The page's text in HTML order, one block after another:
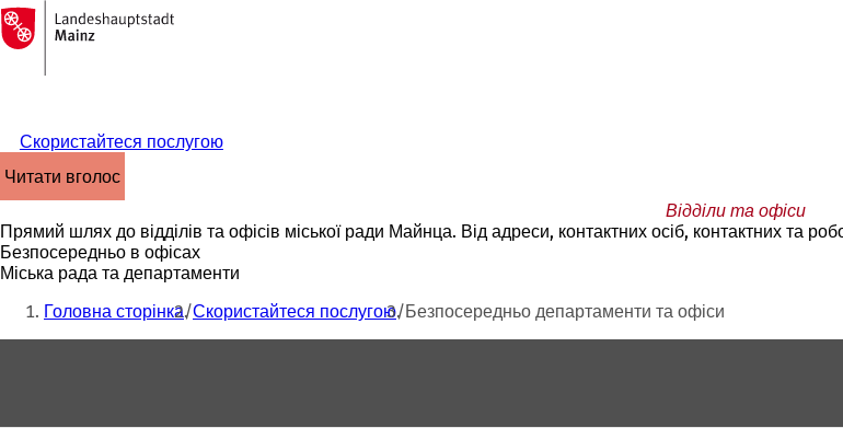
Перейти до змісту
На
головну
сторінку
Скористайтеся послугою
читати вголос
Відділи та офіси
Прямий шлях до відділів та офісів міської ради Майнца. Від адреси, контактних осіб, контактних та
Безпосередньо в офісах
Міська рада та департаменти
Ти
тут:
Головна сторінка Скористайтеся послугою Безпосередньо департаменти та офіси